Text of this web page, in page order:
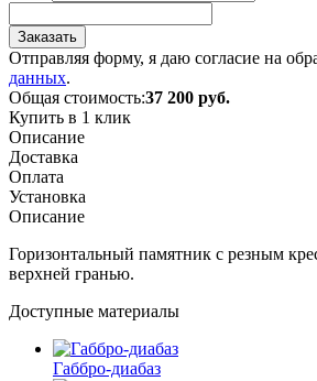
Заказать
Отправляя форму, я даю согласие на
данных.
Общая стоимость:37 200 руб.
Купить в 1 клик
Описание
Доставка
Оплата
Установка
Описание
Горизонтальный памятник с резным
верхней гранью.
Доступные материалы
Габбро-диабаз